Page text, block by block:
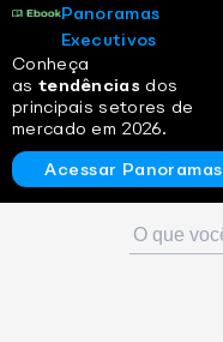
Panoramas
Executivos
Conheça
as tendências dos
principais setores de
mercado em 2026.
Acessar Panoramas